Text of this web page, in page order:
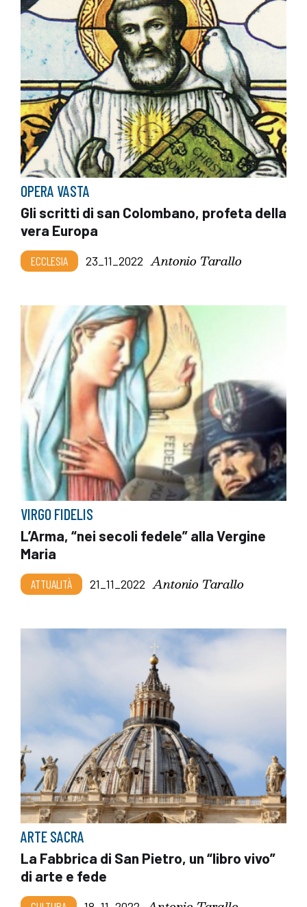
OPERA VASTA
Gli scritti di san Colombano, profeta della
vera Europa
ECCLESIA 23_11_2022 Antonio Tarallo
VIRGO FIDELIS
L’Arma, “nei secoli fedele” alla Vergine
Maria
ATTUALITÀ 21_11_2022 Antonio Tarallo
ARTE SACRA
La Fabbrica di San Pietro, un “libro vivo”
di arte e fede